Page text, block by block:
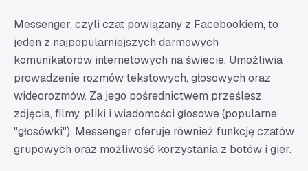
Messenger, czyli czat powiązany z Facebookiem, to
jeden z najpopularniejszych darmowych
komunikatorów internetowych na świecie. Umożliwia
prowadzenie rozmów tekstowych, głosowych oraz
wideorozmów. Za jego pośrednictwem prześlesz
zdjęcia, filmy, pliki i wiadomości głosowe (popularne
"głosówki"). Messenger oferuje również funkcję czatów
grupowych oraz możliwość korzystania z botów i gier.